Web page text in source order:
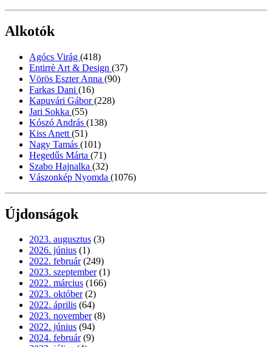
Alkotók
Agócs Virág (418)
Entirrè Art & Design (37)
Vörös Eszter Anna (90)
Farkas Dani (16)
Kapuvári Gábor(228)
Jari Sokka (55)
Kószó András (138)
Kiss Anett (51)
Nagy Tamás (101)
Hegedűs Márta (71)
Szabo Hajnalka (32)
Vászonkép Nyomda (1076)
Újdonságok
2023. augusztus (3)
2026. június (1)
2022. február (249)
2023. szeptember (1)
2022. március (166)
2023. október (2)
2022. április (64)
2023. november (8)
2022. június (94)
2024. február (9)